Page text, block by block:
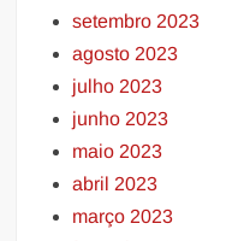
setembro 2023
agosto 2023
julho 2023
junho 2023
maio 2023
abril 2023
março 2023